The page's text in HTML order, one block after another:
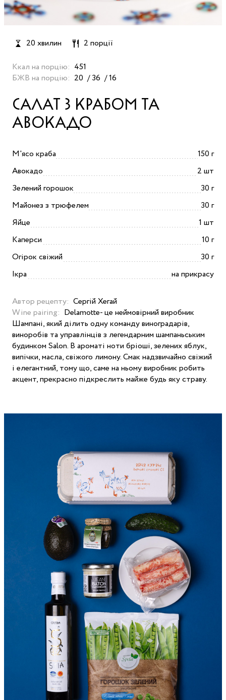
20 хвилин 2 порції
Ккал на порцію: 451
БЖВ на порцію: 20 36 16
САЛАТ З КРАБОМ ТА
АВОКАДО
М'ясо краба
150 г
Авокадо
2 шт
Зелений горошок
30 г
Майонез з трюфелем
30 г
Яйце
1 шт
Каперси
10 г
Огірок свіжий
30 г
Ікра
на прикрасу
Автор рецепту: Сергій Хегай
Wine pairing: Delamotte- це неймовірний виробник
Шампані, який ділить одну команду виноградарів,
виноробів та управлінців з легендарним шампаньським
будинком Salon. В ароматі ноти бріоші, зелених яблук,
випічки, масла, свіжого лимону. Смак надзвичайно свіжий
і елегантний, тому що, саме на ньому виробник робить
акцент, прекрасно підкреслить майже будь яку страву.